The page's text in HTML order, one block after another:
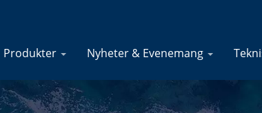
Produkter Nyheter & Evenemang